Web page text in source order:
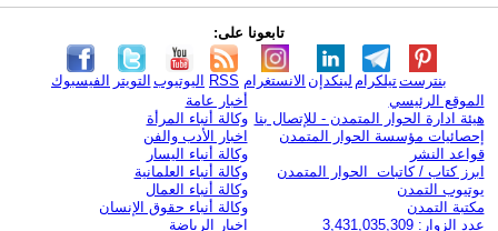
تابعونا على:
الفيسبوك التويتر اليوتيوب RSS الانستغرام لينكدإن تيلكرامبنترست
الموقع الرئيسي
هيئة ادارة الحوار المتمدن - للإتصال بنا
إحصائيات مؤسسة الحوار المتمدن
قواعد النشر
ابرز كتاب / كاتبات الحوار المتمدن
يوتيوب التمدن
مكتبة التمدن
عدد الزوار: 3,431,035,309
أخبار عامة
وكالة أنباء المرأة
اخبار الأدب والفن
وكالة أنباء اليسار
وكالة أنباء العلمانية
وكالة أنباء العمال
وكالة أنباء حقوق الإنسان
اخبار الرياضة